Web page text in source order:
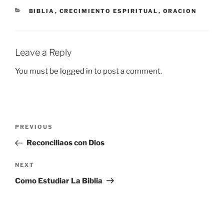
CATEGORIES
BIBLIA , CRECIMIENTO ESPIRITUAL , ORACION
Leave a Reply
You must be logged in to post a comment.
Previous
Post
PREVIOUS
Reconciliaos con Dios
Next
Post
NEXT
Como Estudiar La Biblia